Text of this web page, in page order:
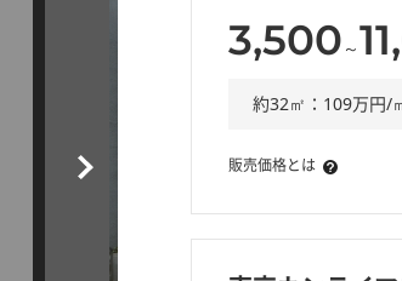
3,500 ～
約32㎡：109万円/
販売価格とは